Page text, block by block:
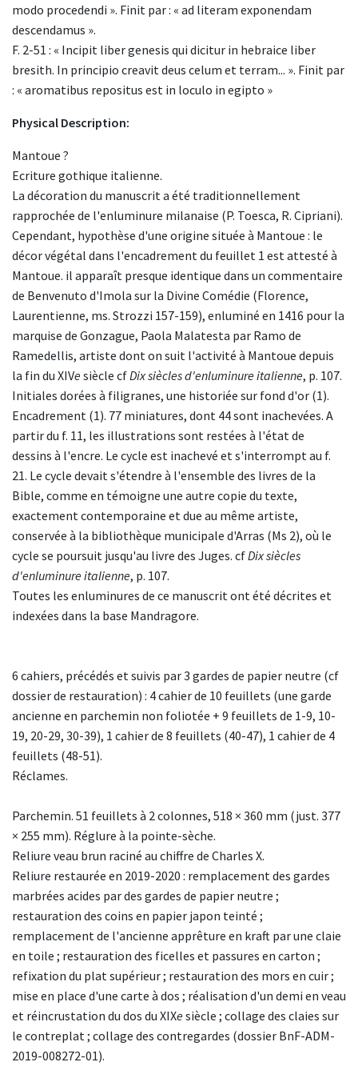
modo procedendi ». Finit par : « ad literam exponendam
descendamus ».
F. 2-51 : « Incipit liber genesis qui dicitur in hebraice liber
bresith. In principio creavit deus celum et terram... ». Finit par
: « aromatibus repositus est in loculo in egipto »
Physical Description:
Mantoue ?
Ecriture gothique italienne.
La décoration du manuscrit a été traditionnellement
rapprochée de l'enluminure milanaise (P. Toesca, R. Cipriani).
Cependant, hypothèse d'une origine située à Mantoue : le
décor végétal dans l'encadrement du feuillet 1 est attesté à
Mantoue. il apparaît presque identique dans un commentaire
de Benvenuto d'Imola sur la Divine Comédie (Florence,
Laurentienne, ms. Strozzi 157-159), enluminé en 1416 pour la
marquise de Gonzague, Paola Malatesta par Ramo de
Ramedellis, artiste dont on suit l'activité à Mantoue depuis
la fin du XIVesiècle cfDix siècles d'enluminure italienne, p. 107.
Initiales dorées à filigranes, une historiée sur fond d'or (1).
Encadrement (1). 77 miniatures, dont 44 sont inachevées. A
partir du f. 11, les illustrations sont restées à l'état de
dessins à l'encre. Le cycle est inachevé et s'interrompt au f.
21. Le cycle devait s'étendre à l'ensemble des livres de la
Bible, comme en témoigne une autre copie du texte,
exactement contemporaine et due au même artiste,
conservée à la bibliothèque municipale d'Arras (Ms 2), où le
cycle se poursuit jusqu'au livre des Juges. cfDix siècles
d'enluminure italienne, p. 107.
Toutes les enluminures de ce manuscrit ont été décrites et
indexées dans la base Mandragore.
6 cahiers, précédés et suivis par 3 gardes de papier neutre (cf
dossier de restauration) : 4 cahier de 10 feuillets (une garde
ancienne en parchemin non foliotée + 9 feuillets de 1-9, 10-
19, 20-29, 30-39), 1 cahier de 8 feuillets (40-47), 1 cahier de 4
feuillets (48-51).
Réclames.
Parchemin. 51 feuillets à 2 colonnes, 518 × 360 mm (just. 377
× 255 mm). Réglure à la pointe-sèche.
Reliure veau brun raciné au chiffre de Charles X.
Reliure restaurée en 2019-2020 : remplacement des gardes
marbrées acides par des gardes de papier neutre ;
restauration des coins en papier japon teinté ;
remplacement de l'ancienne apprêture en kraft par une claie
en toile ; restauration des ficelles et passures en carton ;
refixation du plat supérieur ; restauration des mors en cuir ;
mise en place d'une carte à dos ; réalisation d'un demi en veau
et réincrustation du dos du XIXesiècle ; collage des claies sur
le contreplat ; collage des contregardes (dossier BnF-ADM-
2019-008272-01).